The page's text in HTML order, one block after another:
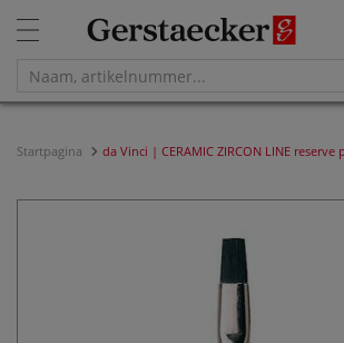
Startpagina da Vinci | CERAMIC ZIRCON LINE reserve